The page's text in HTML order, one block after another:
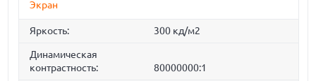
Экран
Яркость: 300 кд/м2
Динамическая
контрастность:
80000000:1